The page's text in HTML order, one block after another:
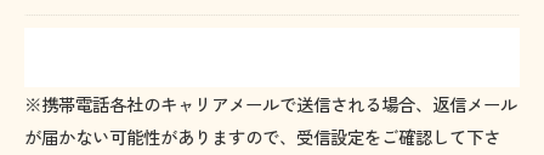
置をとり、適切な監督を行います。
※携帯電話各社のキャリアメールで送信される場合、返信メール
が届かない可能性がありますので、受信設定をご確認して下さ